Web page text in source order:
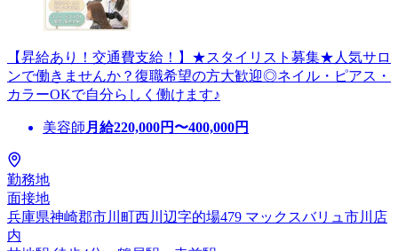
【昇給あり！交通費支給！】★スタイリスト募集★人気サロ
ンで働きませんか？復職希望の方大歓迎◎ネイル・ピアス・
カラーOKで自分らしく働けます♪
美容師 月給220,000円〜400,000円
勤務地
面接地
兵庫県神崎郡市川町西川辺字的場479 マックスバリュ市川店
内